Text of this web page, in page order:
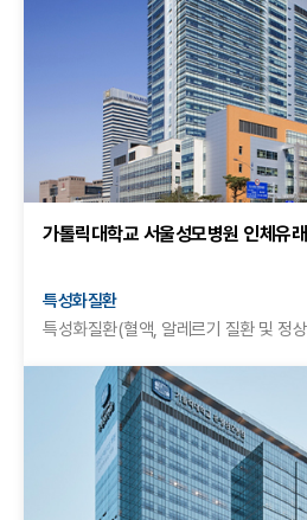
가톨릭대학교 서울성모병원 인체유
특성화질환
특성화질환(혈액, 알레르기 질환 및 정